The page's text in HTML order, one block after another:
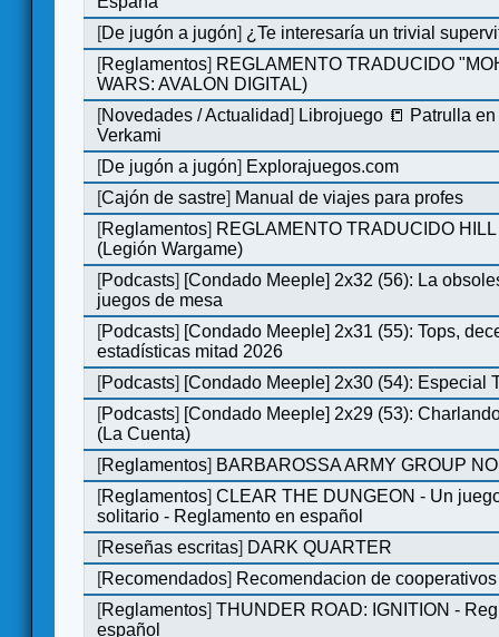
[De jugón a jugón] ¿Te interesaría un trivial
[Reglamentos] REGLAMENTO TRADUCIDO
WARS: AVALON DIGITAL)
[Novedades / Actualidad] Librojuego 📒 Patrulla
Verkami
[De jugón a jugón] Explorajuegos.com
[Cajón de sastre] Manual de viajes para profes
[Reglamentos] REGLAMENTO TRADUCIDO
(Legión Wargame)
[Podcasts] [Condado Meeple] 2x32 (56): La
juegos de mesa
[Podcasts] [Condado Meeple] 2x31 (55): Tops,
estadísticas mitad 2026
[Podcasts] [Condado Meeple] 2x30 (54): Especial
[Podcasts] [Condado Meeple] 2x29 (53):
(La Cuenta)
[Reglamentos] BARBAROSSA ARMY GROUP
[Reglamentos]CLEAR THE DUNGEON - Un
solitario - Reglamento en español
[Reseñas escritas] DARK QUARTER
[Recomendados] Recomendacion de
[Reglamentos]THUNDER ROAD: IGNITION -
español